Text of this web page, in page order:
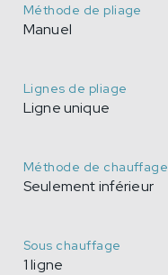
Méthode de pliage
Manuel
Lignes de pliage
Ligne unique
Méthode de chauffage
Seulement inférieur
Sous chauffage
1 ligne